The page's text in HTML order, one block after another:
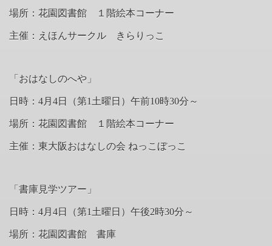
場所：花園図書館 １階絵本コーナー
主催：えほんサークル きらりっこ
「おはなしのへや」
日時：4月4日（第1 土曜日）午前10時30分～
場所：花園図書館 １階絵本コーナー
主催：東大阪おはなしの会 ねっこぼっこ
「書庫見学ツアー」
日時：4月4日（第1 土曜日）午後2時30分～
場所：花園図書館 書庫